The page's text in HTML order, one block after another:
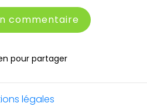
commentaire
pour partager
légales